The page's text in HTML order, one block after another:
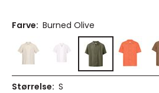
Farve: Burned Olive
Størrelse: S